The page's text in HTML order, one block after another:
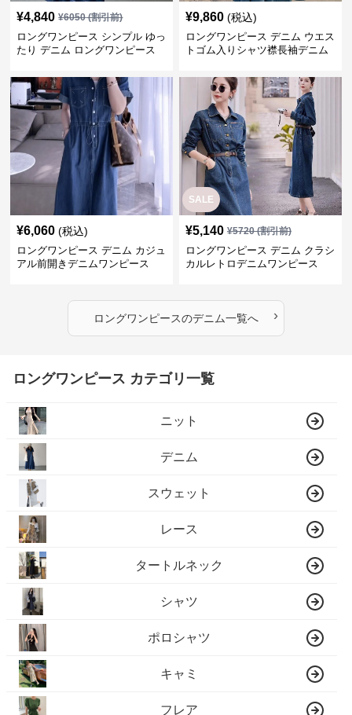
¥4,840 ¥6050(割引前)
ロングワンピース シンプル ゆっ
たり デニム ロングワンピース
¥9,860 (税込)
ロングワンピース デニム ウエス
トゴム入りシャツ襟長袖デニム
¥6,060 (税込)
ロングワンピース デニム カジュ
アル前開きデニムワンピース
SALE
¥5,140 ¥5720(割引前)
ロングワンピース デニム クラシ
カルレトロデニムワンピース
ロングワンピースのデニム一覧へ ›
ロングワンピース カテゴリ一覧
ニット
デニム
スウェット
レース
タートルネック
シャツ
ポロシャツ
キャミ
フレア